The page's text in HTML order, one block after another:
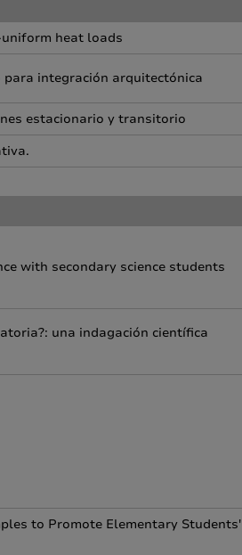
heat loads
integración arquitectónica
estacionario y transitorio
with secondary science students
una indagación científica
to Promote Elementary Students'